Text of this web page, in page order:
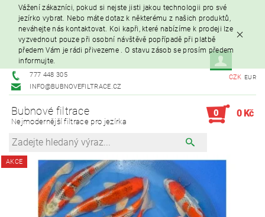
Vážení zákazníci, pokud si nejste jisti jakou technologii pro své
jezírko vybrat. Nebo máte dotaz k některému z našich produktů,
neváhejte nás kontaktovat. Koi kapři, které nabízíme k prodeji lze
vyzvednout pouze při osobní návštěvě popřípadě při platbě
předem Vám je rádi přivezeme . O stavu zásob se prosím předem
informujte.
777 448 305
INFO@BUBNOVEFILTRACE.CZ
CZK EUR
Bubnové filtrace
Nejmodernější filtrace pro jezírka
0 0 Kč
AKCE